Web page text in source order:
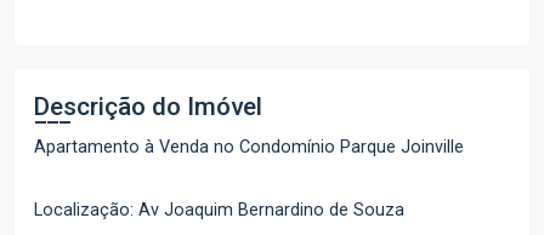
Descrição do Imóvel
Apartamento à Venda no Condomínio Parque Joinville
Localização: Av Joaquim Bernardino de Souza